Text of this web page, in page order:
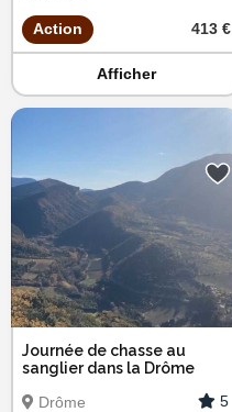
Action 413 €
Afficher
Journée de chasse au
sanglier dans la Drôme
Drôme
5